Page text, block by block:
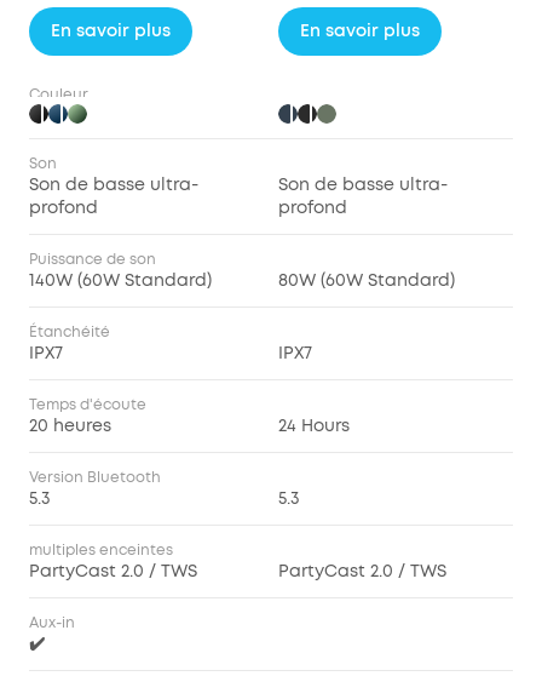
En savoir plus En savoir plus
Couleur
Son
Son de basse ultra-
profond
Son de basse ultra-
profond
Puissance de son
140W (60W Standard) 80W (60W Standard)
Étanchéité
IPX7 IPX7
Temps d'écoute
20 heures 24 Hours
Version Bluetooth
5.3 5.3
multiples enceintes
PartyCast 2.0 / TWS PartyCast 2.0 / TWS
Aux-in
✔️